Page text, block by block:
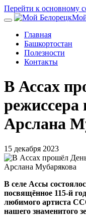
Перейти к основному
Главная
Башкортостан
Полезности
Контакты
В Ассах
режиссера
Арслана
15 декабря 2023
В селе Ассы
посвящённое 115-й
любимого артиста
нашего знаменитого